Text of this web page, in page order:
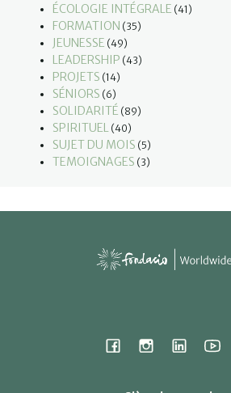
ÉCOLOGIE INTÉGRALE (41)
FORMATION (35)
JEUNESSE (49)
LEADERSHIP (43)
PROJETS (14)
SÉNIORS (6)
SOLIDARITÉ (89)
SPIRITUEL (40)
SUJET DU MOIS (5)
TEMOIGNAGES (3)